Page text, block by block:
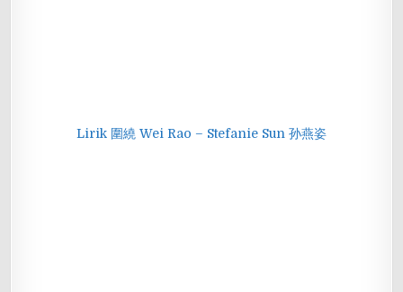
Lirik 圍繞 Wei Rao – Stefanie Sun 孙燕姿